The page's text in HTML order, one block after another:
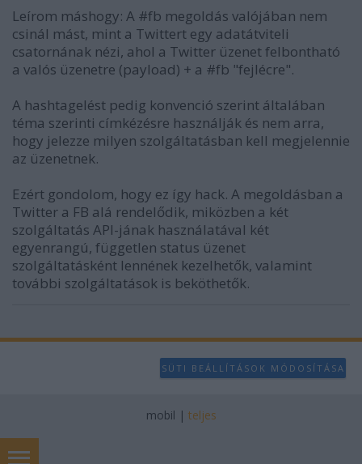
Leírom máshogy: A #fb megoldás valójában nem
csinál mást, mint a Twittert egy adatátviteli
csatornának nézi, ahol a Twitter üzenet felbontható
a valós üzenetre (payload) + a #fb "fejlécre".
A hashtagelést pedig konvenció szerint általában
téma szerinti címkézésre használják és nem arra,
hogy jelezze milyen szolgáltatásban kell megjelennie
az üzenetnek.
Ezért gondolom, hogy ez így hack. A megoldásban a
Twitter a FB alá rendelődik, miközben a két
szolgáltatás API-jának használatával két
egyenrangú, független status üzenet
szolgáltatásként lennének kezelhetők, valamint
további szolgáltatások is beköthetők.
SÜTI BEÁLLÍTÁSOK MÓDOSÍTÁSA
mobil | teljes